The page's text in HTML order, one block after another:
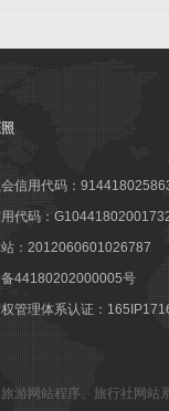
信用代码：
代码：
：2012060601026787
44180202000005号
管理体系认证：
旅游网站程序、 旅行社网站